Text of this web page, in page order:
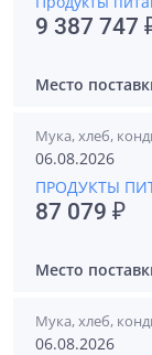
9 387 747
Место
Мука, хлеб,
06.08.2026
ПРОДУКТЫ
87 079 ₽
Место
Мука, хлеб,
06.08.2026